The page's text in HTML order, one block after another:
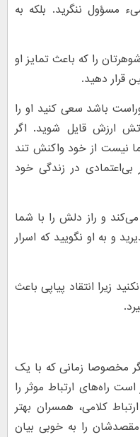
مسؤول ننگرید. بلکه به
را که باعث تمایز او
قرار دهید.
باشد سعی کنید او را
ارزش قایل شوید. اگر
نیست از خود واکنش تند
بی‌اعتمادی در زندگی خود
و راز دلش را با شما
و به او نگویید که اسرار
زیرا انتقاد پیاپی باعث
مخصوصا زمانی که با یک
راه‌های ارتباط موثر را
کلامی، همسران بهتر
مقصدشان را به خوبی بیان